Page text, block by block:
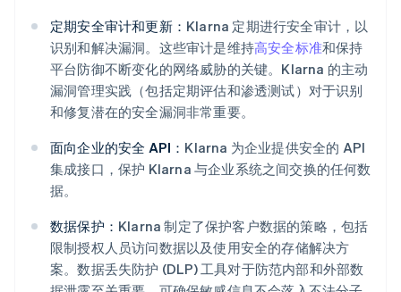
定期安全审计和更新： Klarna 定期进行安全审计，以
识别和解决漏洞。这些审计是维持高安全标准和保持
平台防御不断变化的网络威胁的关键。Klarna 的主动
漏洞管理实践（包括定期评估和渗透测试）对于识别
和修复潜在的安全漏洞非常重要。
面向企业的安全 API： Klarna 为企业提供安全的 API
集成接口，保护 Klarna 与企业系统之间交换的任何数
据。
数据保护： Klarna 制定了保护客户数据的策略，包括
限制授权人员访问数据以及使用安全的存储解决方
案。数据丢失防护 (DLP) 工具对于防范内部和外部数